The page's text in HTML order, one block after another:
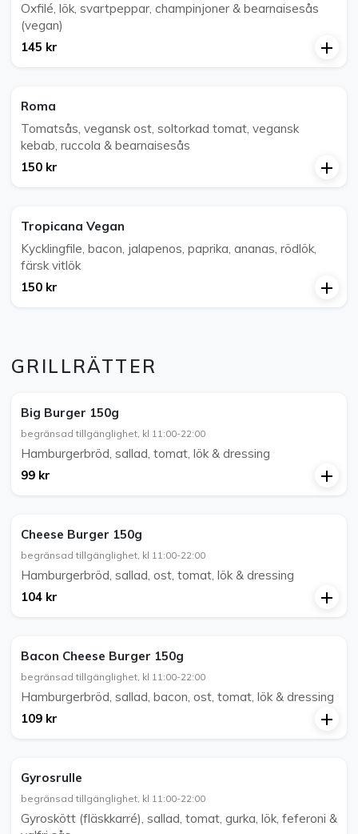
Oxfilé, lök, svartpeppar, champinjoner & bearnaisesås
(vegan)
145 kr
Roma
Tomatsås, vegansk ost, soltorkad tomat, vegansk
kebab, ruccola & bearnaisesås
150 kr
Tropicana Vegan
Kycklingfile, bacon, jalapenos, paprika, ananas, rödlök,
färsk vitlök
150 kr
GRILLRÄTTER
Big Burger 150g
begränsad tillgänglighet, kl 11:00-22:00
Hamburgerbröd, sallad, tomat, lök & dressing
99 kr
Cheese Burger 150g
begränsad tillgänglighet, kl 11:00-22:00
Hamburgerbröd, sallad, ost, tomat, lök & dressing
104 kr
Bacon Cheese Burger 150g
begränsad tillgänglighet, kl 11:00-22:00
Hamburgerbröd, sallad, bacon, ost, tomat, lök & dressing
109 kr
Gyrosrulle
begränsad tillgänglighet, kl 11:00-22:00
Gyroskött (fläskkarré), sallad, tomat, gurka, lök, feferoni &